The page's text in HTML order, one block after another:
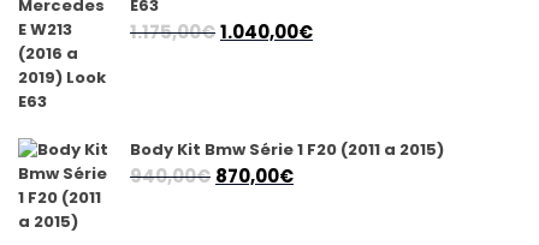
E63
1.175,00€O
1.175,00€.
1.040,00€O
1.040,00€.
Body Kit Bmw Série 1 F20 (2011 a 2015)
940,00€ O
870,00€O